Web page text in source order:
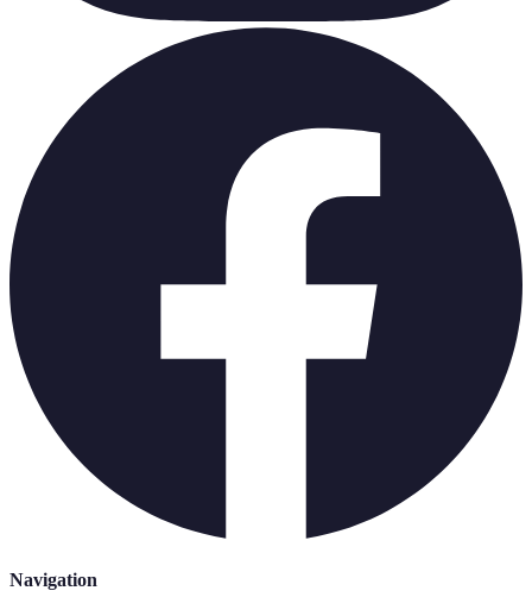
Navigation